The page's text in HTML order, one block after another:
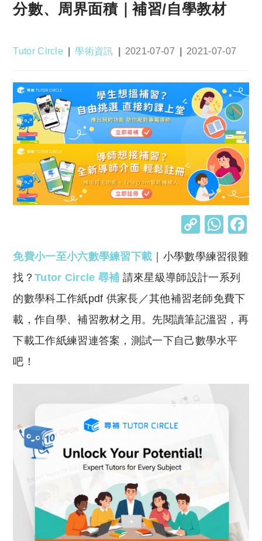
分數、周界面積｜補習/自學教材
Post
Tutor Circle
Post
學術資訊
Post
2021-07-07
Post
2021-07-07
C
p
y
Li
n
k
W
at
s
A
p
p
免費小一至小六數學練習下載 ｜小學數學練習很難
找？Tutor Circle 尋補 請來星級導師設計一系列
的數學科工作紙pdf 供家長／其他補習老師免費下
載，作自學、補習教材之用。先閱讀筆記溫習，再
下載工作紙練習連答案，測試一下自己數學水平
吧！